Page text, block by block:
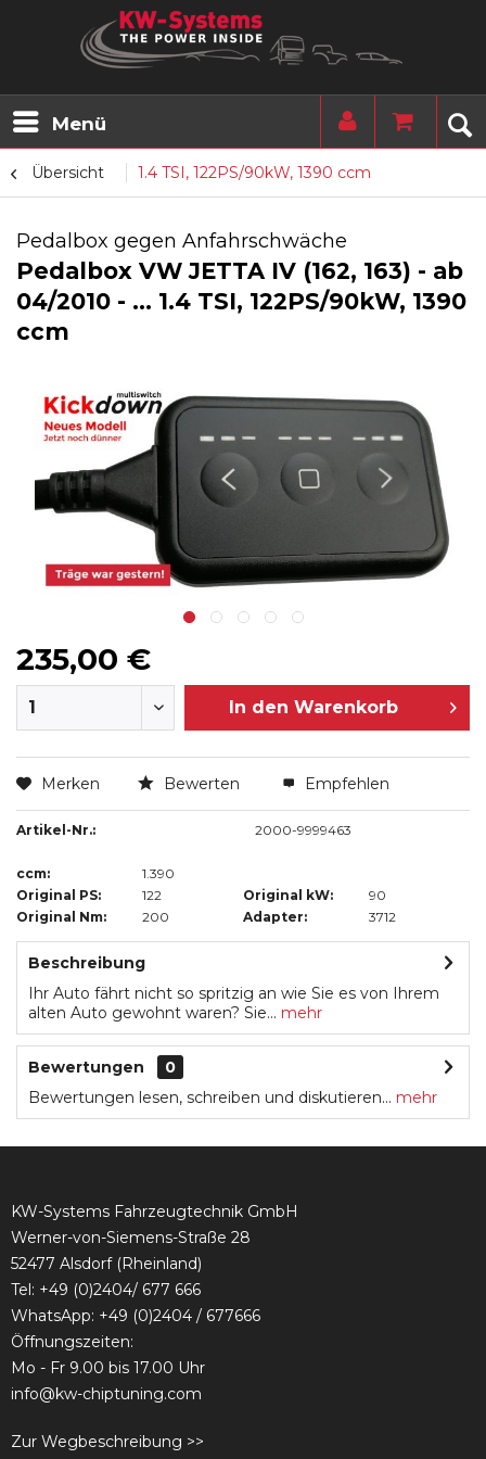
Menü
Übersicht 1.4 TSI, 122PS/90kW, 1390 ccm
Pedalbox gegen Anfahrschwäche
Pedalbox VW JETTA IV (162, 163) - ab
04/2010 - ... 1.4 TSI, 122PS/90kW, 1390
ccm
235,00 €
In den Warenkorb
Merken Bewerten Empfehlen
Artikel-Nr.: 2000-9999463
ccm:
1.390
Original PS:
122 Original kW:
90
Original Nm:
200 Adapter: 3712
Beschreibung
Ihr Auto fährt nicht so spritzig an wie Sie es von Ihrem
alten Auto gewohnt waren? Sie... mehr
Bewertungen
0
Bewertungen lesen, schreiben und diskutieren... mehr
KW-Systems Fahrzeugtechnik GmbH
Werner-von-Siemens-Straße 28
52477 Alsdorf (Rheinland)
Tel: +49 (0)2404/ 677 666
WhatsApp: +49 (0)2404 / 677666
Öffnungszeiten:
Mo - Fr 9.00 bis 17.00 Uhr
info@kw-chiptuning.com
Zur Wegbeschreibung >>